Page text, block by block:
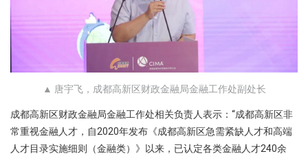
▲ 唐宇飞，成都高新区财政金融局金融工作处副处长
成都高新区财政金融局金融工作处相关负责人表示：“成都高新区非
常重视金融人才，自2020年发布《成都高新区急需紧缺人才和高端
人才目录实施细则（金融类）》以来，已认定各类金融人才240余